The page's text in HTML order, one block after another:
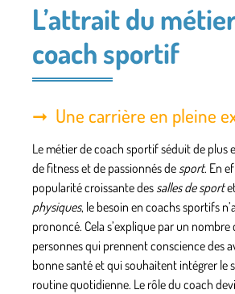
L’attrait du
coach sportif
Une carrière en pleine
Le métier de coach sportifséduit de plus
de fitness et de passionnés de sport. En
popularité croissante des salles de sport
physiques, le besoin en coachs sportifs
prononcé. Cela s’explique par un nombre
personnes qui prennent conscience des
bonne santé et qui souhaitent intégrer le
routine quotidienne. Le rôle du coach